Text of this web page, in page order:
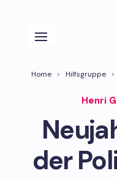
Home > Hilfsgruppe >
Henri
der